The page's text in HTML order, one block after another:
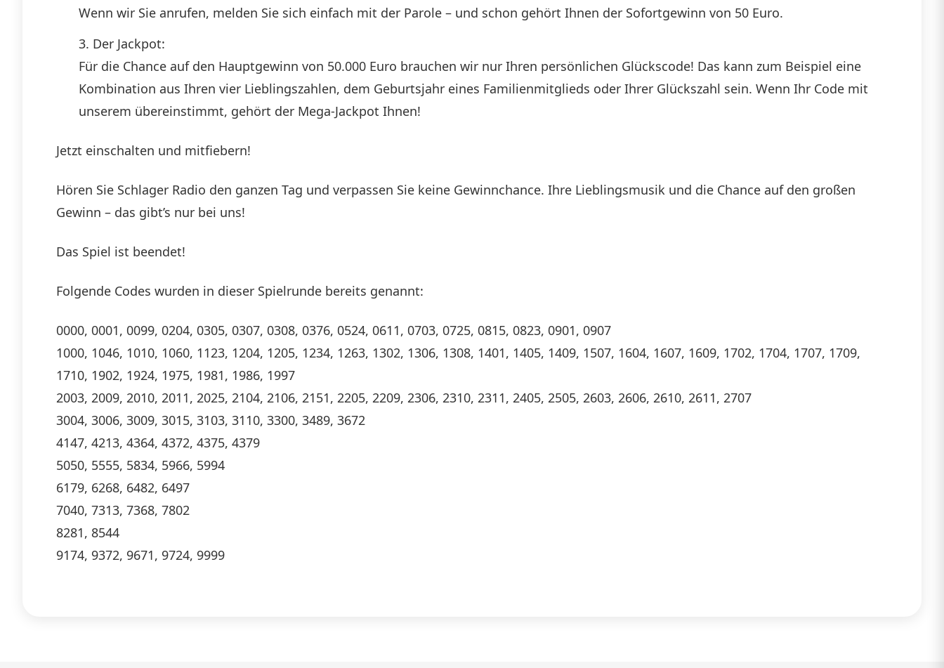
Wenn wir Sie anrufen, melden Sie sich einfach mit der Parole – und schon gehört Ihnen der Sofortgewinn von 50 Euro.
Der Jackpot:
Für die Chance auf den Hauptgewinn von 50.000 Euro brauchen wir nur Ihren persönlichen Glückscode! Das kann zum Beispiel eine
Kombination aus Ihren vier Lieblingszahlen, dem Geburtsjahr eines Familienmitglieds oder Ihrer Glückszahl sein. Wenn Ihr Code mit
unserem übereinstimmt, gehört der Mega-Jackpot Ihnen!
Jetzt einschalten und mitfiebern!
Hören Sie Schlager Radio den ganzen Tag und verpassen Sie keine Gewinnchance. Ihre Lieblingsmusik und die Chance auf den großen
Gewinn – das gibt’s nur bei uns!
Das Spiel ist beendet!
Folgende Codes wurden in dieser Spielrunde bereits genannt:
0000, 0001, 0099, 0204, 0305, 0307, 0308, 0376, 0524, 0611, 0703, 0725, 0815, 0823, 0901, 0907
1000, 1046, 1010, 1060, 1123, 1204, 1205, 1234, 1263, 1302, 1306, 1308, 1401, 1405, 1409, 1507, 1604, 1607, 1609, 1702, 1704, 1707, 1709,
1710, 1902, 1924, 1975, 1981, 1986, 1997
2003, 2009, 2010, 2011, 2025, 2104, 2106, 2151, 2205, 2209, 2306, 2310, 2311, 2405, 2505, 2603, 2606, 2610, 2611, 2707
3004, 3006, 3009, 3015, 3103, 3110, 3300, 3489, 3672
4147, 4213, 4364, 4372, 4375, 4379
5050, 5555, 5834, 5966, 5994
6179, 6268, 6482, 6497
7040, 7313, 7368, 7802
8281, 8544
9174, 9372, 9671, 9724, 9999